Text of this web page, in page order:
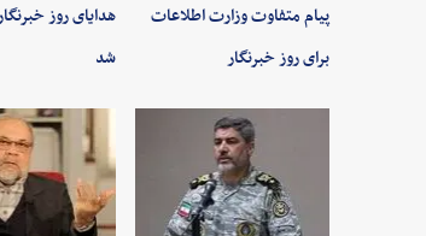
پیام متفاوت وزارت اطلاعات
برای روز خبرنگار
شد